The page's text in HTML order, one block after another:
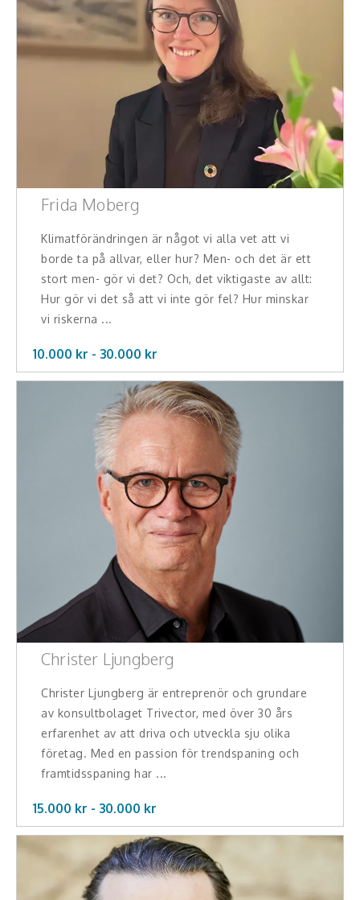
Frida Moberg
Klimatförändringen är något vi alla vet att vi
borde ta på allvar, eller hur? Men- och det är ett
stort men- gör vi det? Och, det viktigaste av allt:
Hur gör vi det så att vi inte gör fel? Hur minskar
vi riskerna ...
10.000 kr - 30.000 kr
Christer Ljungberg
Christer Ljungberg är entreprenör och grundare
av konsultbolaget Trivector, med över 30 års
erfarenhet av att driva och utveckla sju olika
företag. Med en passion för trendspaning och
framtidsspaning har ...
15.000 kr - 30.000 kr